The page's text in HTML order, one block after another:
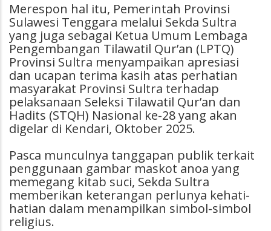
Merespon hal itu, Pemerintah Provinsi
Sulawesi Tenggara melalui Sekda Sultra
yang juga sebagai Ketua Umum Lembaga
Pengembangan Tilawatil Qur’an (LPTQ)
Provinsi Sultra menyampaikan apresiasi
dan ucapan terima kasih atas perhatian
masyarakat Provinsi Sultra terhadap
pelaksanaan Seleksi Tilawatil Qur’an dan
Hadits (STQH) Nasional ke-28 yang akan
digelar di Kendari, Oktober 2025.
Pasca munculnya tanggapan publik terkait
penggunaan gambar maskot anoa yang
memegang kitab suci, Sekda Sultra
memberikan keterangan perlunya kehati-
hatian dalam menampilkan simbol-simbol
religius.